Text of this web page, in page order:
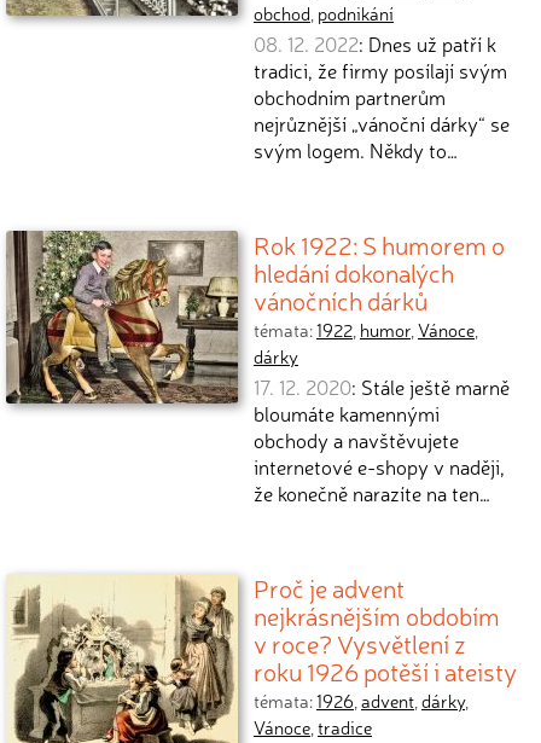
obchod, podnikání
08. 12. 2022: Dnes už patří k
tradici, že firmy posílají svým
obchodním partnerům
nejrůznější „vánoční dárky“ se
svým logem. Někdy to…
Rok 1922: S humorem o
hledání dokonalých
vánočních dárků
témata:1922, humor,Vánoce,
dárky
17. 12. 2020: Stále ještě marně
bloumáte kamennými
obchody a navštěvujete
internetové e-shopy v naději,
že konečně narazíte na ten…
Proč je advent
nejkrásnějším obdobím
v roce? Vysvětlení z
roku 1926 potěší i ateisty
témata:1926,advent,dárky,
Vánoce,tradice